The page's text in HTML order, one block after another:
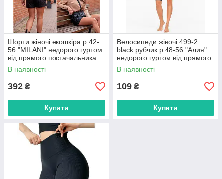
Шорти жіночі екошкіра р.42-
56 "MILANI" недорого гуртом
від прямого постачальника
В наявності
392 ₴
Купити
Велосипеди жіночі 499-2
black рубчик р.48-56 "Алия"
недорого гуртом від прямого
постачальника
В наявності
109 ₴
Купити